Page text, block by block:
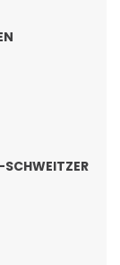
SCHWEITZER